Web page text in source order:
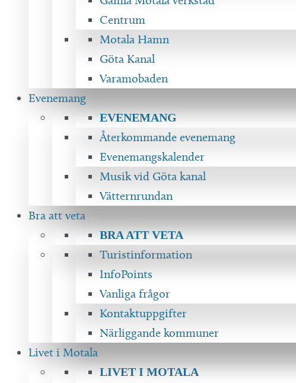
Centrum
Motala Hamn
Göta Kanal
Varamobaden
Evenemang
EVENEMANG
Återkommande evenemang
Evenemangskalender
Musik vid Göta kanal
Vätternrundan
Bra att veta
BRA ATT VETA
Turistinformation
InfoPoints
Vanliga frågor
Kontaktuppgifter
Närliggande kommuner
Livet i Motala
LIVET I MOTALA